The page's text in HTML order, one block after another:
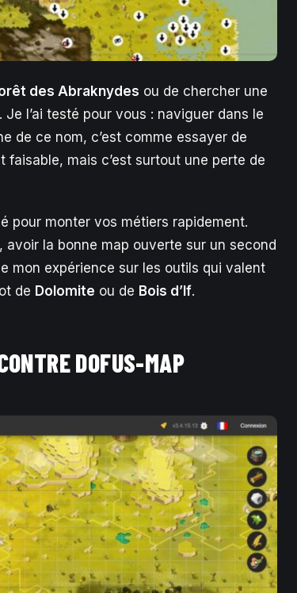
des Abraknydes ou de chercher une
l’ai testé pour vous : naviguer dans le
de ce nom, c’est comme essayer de
faisable, mais c’est surtout une perte de
pour monter vos métiers rapidement.
, avoir la bonne map ouverte sur un second
mon expérience sur les outils qui valent
de Dolomite ou de Bois d’If.
DOFUS-MAP